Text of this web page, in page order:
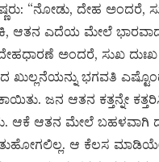
“ನೋಡು, ದೇಹ ಅಂದರೆ,
ಆತನ ಎದೆಯ ಮೇಲೆ
ಅಂದರೆ, ಸುಖ ದುಃಖ
ಭಗವತಿ
ಜನ ಆತನ ಕತ್ತನ್ನೇ
ಆಕೆ ಆತನ ಮೇಲೆ ಬಹಳವಾಗಿ
ಆ ಕೆಲಸ